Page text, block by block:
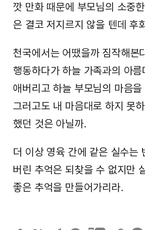
깟 만화 때문에 부모님의 소중
은 결코 저지르지 않을 텐데 후
천국에서는 어땠을까 짐작해본
행동하다가 하늘 가족과의 아
애버리고 하늘 부모님의 마음
그러고도 내 마음대로 하지 못
했던 것은 아닐까.
더 이상 영육 간에 같은 실수는
버린 추억은 되찾을 수 없지만
좋은 추억을 만들어가리라.